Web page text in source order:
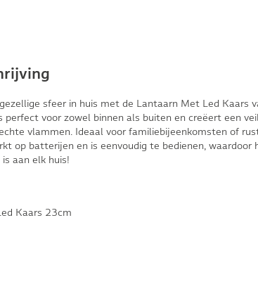
sfeer in huis met de Lantaarn Met Led Kaars
voor zowel binnen als buiten en creëert een
vlammen. Ideaal voor familiebijeenkomsten of
op batterijen en is eenvoudig te bedienen, waardoor
aan elk huis!
Kaars 23cm